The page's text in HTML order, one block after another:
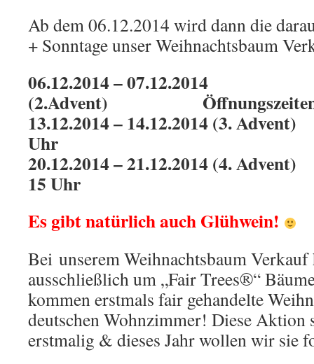
Ab dem 06.12.2014 wird dann die
+ Sonntage unser Weihnachtsbaum
06.12.2014 – 07.12.2014
(2.Advent)
13.12.2014 – 14.12.2014 (3.
Uhr
20.12.2014 – 21.12.2014 (4.
15 Uhr
Es gibt natürlich auch Glühwein!
Bei unserem Weihnachtsbaum Verkauf
ausschließlich um „Fair Trees®“
kommen erstmals fair gehandelte
deutschen Wohnzimmer! Diese Aktion
erstmalig & dieses Jahr wollen wir sie